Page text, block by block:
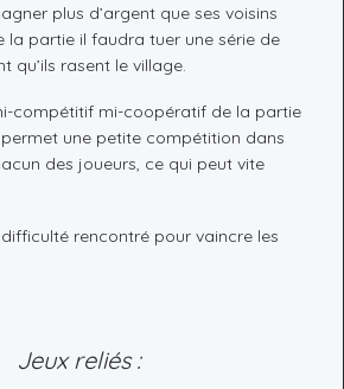
plus d’argent que ses voisins
la partie il faudra tuer une série de
qu’ils rasent le village.
compétitif mi-coopératif de la partie
une petite compétition dans
des joueurs, ce qui peut vite
rencontré pour vaincre les
Jeux reliés :